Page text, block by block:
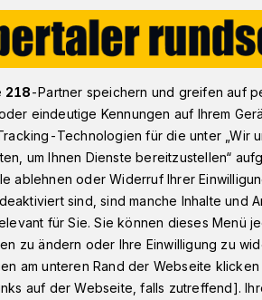
und Kunstrasen
steigen am
10 Uhr in der Uni-Halle.
218-Partner speichern und greifen auf
eindeutige Kennungen auf Ihrem
Technologien für die unter „Wir
um Ihnen Dienste bereitzustellen“
ablehnen oder Widerruf Ihrer
sind, sind manche Inhalte und
für Sie. Sie können dieses Menü
zu ändern oder Ihre Einwilligung zu
am unteren Rand der Webseite
auf der Webseite, falls zutreffend].